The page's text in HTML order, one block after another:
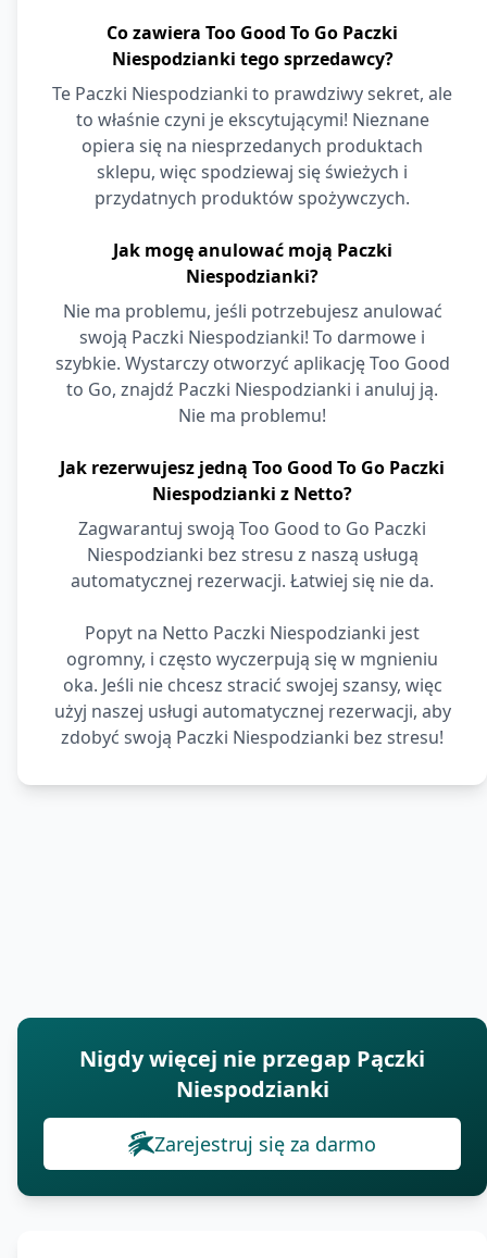
Co zawiera Too Good To Go Paczki
Niespodzianki tego sprzedawcy?
Te Paczki Niespodzianki to prawdziwy sekret, ale
to właśnie czyni je ekscytującymi! Nieznane
opiera się na niesprzedanych produktach
sklepu, więc spodziewaj się świeżych i
przydatnych produktów spożywczych.
Jak mogę anulować moją Paczki
Niespodzianki?
Nie ma problemu, jeśli potrzebujesz anulować
swoją Paczki Niespodzianki! To darmowe i
szybkie. Wystarczy otworzyć aplikację Too Good
to Go, znajdź Paczki Niespodzianki i anuluj ją.
Nie ma problemu!
Jak rezerwujesz jedną Too Good To Go Paczki
Niespodzianki z Netto?
Zagwarantuj swoją Too Good to Go Paczki
Niespodzianki bez stresu z naszą usługą
automatycznej rezerwacji. Łatwiej się nie da.
Popyt na Netto Paczki Niespodzianki jest
ogromny, i często wyczerpują się w mgnieniu
oka. Jeśli nie chcesz stracić swojej szansy, więc
użyj naszej usługi automatycznej rezerwacji, aby
zdobyć swoją Paczki Niespodzianki bez stresu!
Nigdy więcej nie przegap Pączki
Niespodzianki
Zarejestruj się za darmo